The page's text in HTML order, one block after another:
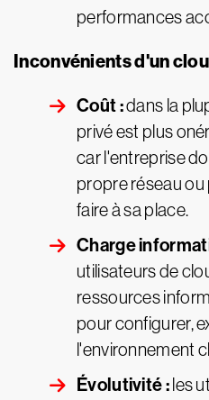
performances
Inconvénients d'un
Coût :dans la
privé est plus
car l'entreprise
propre réseau ou
faire à sa place.
Charge
utilisateurs de
ressources
pour configurer,
l'environnement
Évolutivité : les